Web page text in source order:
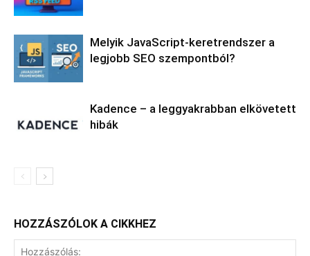
Melyik JavaScript-keretrendszer a
legjobb SEO szempontból?
Kadence – a leggyakrabban elkövetett
hibák
HOZZÁSZÓLOK A CIKKHEZ